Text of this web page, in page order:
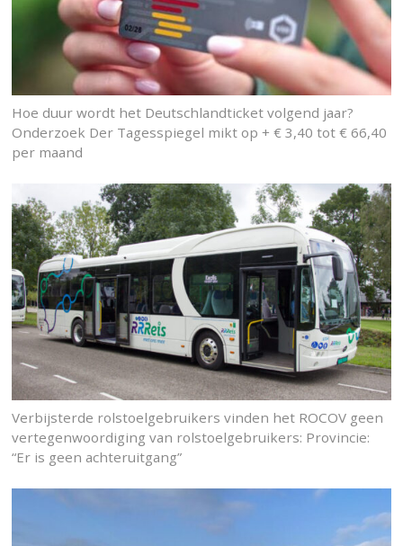
Hoe duur wordt het Deutschlandticket volgend jaar?
Onderzoek Der Tagesspiegel mikt op + € 3,40 tot € 66,40
per maand
Verbijsterde rolstoelgebruikers vinden het ROCOV geen
vertegenwoordiging van rolstoelgebruikers: Provincie:
“Er is geen achteruitgang”